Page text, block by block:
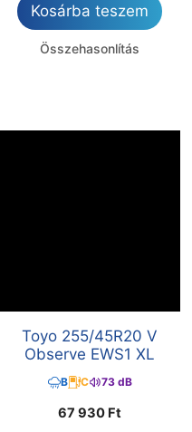
Kosárba teszem
Összehasonlítás
Toyo 255/45R20 V
Observe EWS1 XL
B C 73 dB
67 930 Ft